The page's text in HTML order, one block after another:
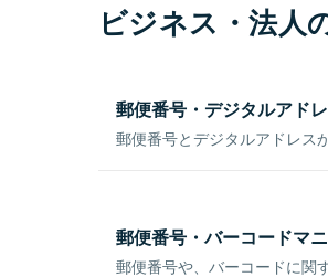
ビジネス・法人
郵便番号・デジタルアド
郵便番号とデジタルアドレス
郵便番号・バーコードマ
郵便番号や、バーコードに関